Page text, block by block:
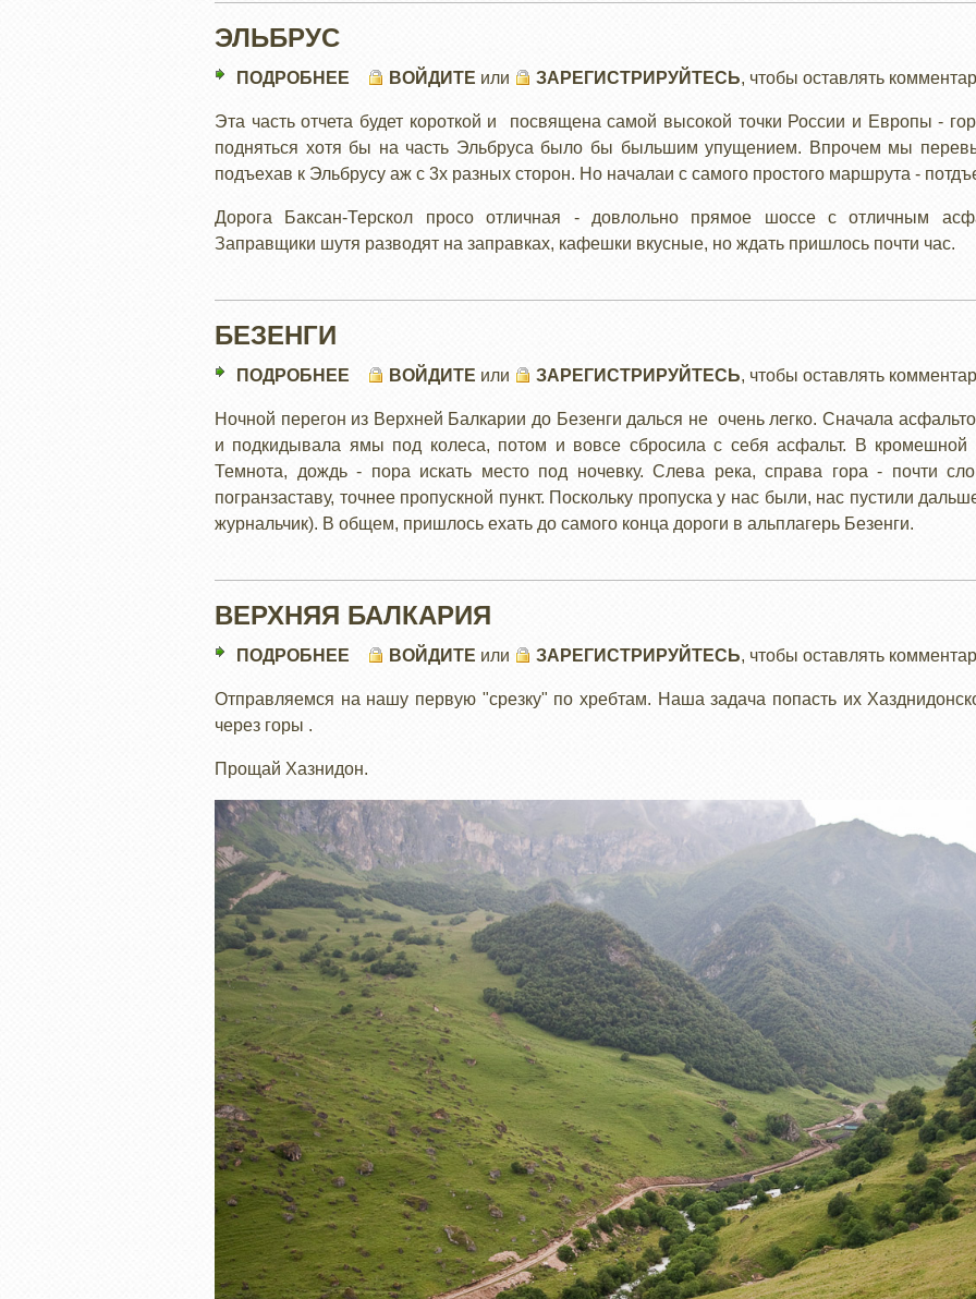
ЭЛЬБРУС
ПОДРОБНЕЕ ВОЙДИТЕ или ЗАРЕГИСТРИРУЙТЕСЬ, чтобы оставлять
Эта часть отчета будет короткой и посвящена самой высокой точки России и Европы -
подняться хотя бы на часть Эльбруса было бы быльшим упущением. Впрочем мы
подъехав к Эльбрусу аж с 3х разных сторон. Но началаи с самого простого маршрута -
Дорога Баксан-Терскол просо отличная - довлольно прямое шоссе с отличным
Заправщики шутя разводят на заправках, кафешки вкусные, но ждать пришлось почти час.
БЕЗЕНГИ
ПОДРОБНЕЕ ВОЙДИТЕ или ЗАРЕГИСТРИРУЙТЕСЬ, чтобы оставлять
Ночной перегон из Верхней Балкарии до Безенги далься не очень легко. Сначала
и подкидывала ямы под колеса, потом и вовсе сбросила с себя асфальт. В кромешной
Темнота, дождь - пора искать место под ночевку. Слева река, справа гора - почти
погранзаставу, точнее пропускной пункт. Поскольку пропуска у нас были, нас пустили
журнальчик). В общем, пришлось ехать до самого конца дороги в альплагерь Безенги.
ВЕРХНЯЯ БАЛКАРИЯ
ПОДРОБНЕЕ
БАЛКАРИЯ
ВОЙДИТЕ или ЗАРЕГИСТРИРУЙТЕСЬ, чтобы оставлять
Отправляемся на нашу первую "срезку" по хребтам. Наша задача попасть их
через горы .
Прощай Хазнидон.